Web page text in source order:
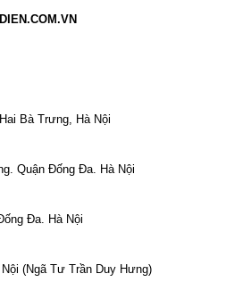
Bà Trưng, Hà Nội
Quận Đống Đa. Hà Nội
Đa. Hà Nội
(Ngã Tư Trần Duy Hưng)